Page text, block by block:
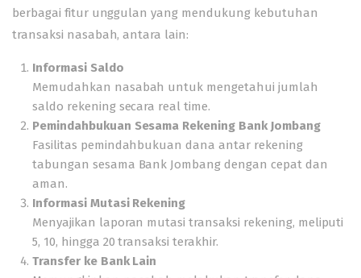
berbagai fitur unggulan yang mendukung kebutuhan
transaksi nasabah, antara lain:
Informasi Saldo
Memudahkan nasabah untuk mengetahui jumlah
saldo rekening secara real time.
Pemindahbukuan Sesama Rekening Bank Jombang
Fasilitas pemindahbukuan dana antar rekening
tabungan sesama Bank Jombang dengan cepat dan
aman.
Informasi Mutasi Rekening
Menyajikan laporan mutasi transaksi rekening, meliputi
5, 10, hingga 20 transaksi terakhir.
Transfer ke Bank Lain